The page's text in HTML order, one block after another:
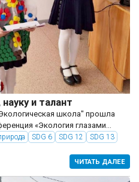
и талант
школа" прошла
«Экология глазами
стал площадкой для
школьников Костанайской
SDG 6 SDG 12
SDG 13
ЧИТАТЬ ДАЛЕЕ